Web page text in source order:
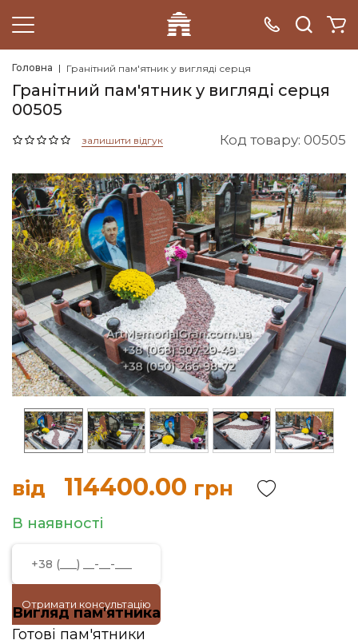
Головна Гранітний пам'ятник у вигляді серця
Гранітний пам'ятник у вигляді серця
00505
залишити відгук Код товару: 00505
від 114400.00 грн
В наявності
Отримати консультацію
Вигляд пам'ятника
Готові пам'ятники